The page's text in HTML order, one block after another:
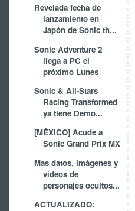
Revelada fecha de
lanzamiento en
Japón de Sonic th...
Sonic Adventure 2
llega a PC el
próximo Lunes
Sonic & All-Stars
Racing Transformed
ya tiene Demo...
[MÉXICO] Acude a
Sonic Grand Prix MX
Mas datos, imágenes y
vídeos de
personajes ocultos...
ACTUALIZADO: